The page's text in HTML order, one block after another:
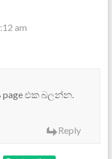
am
page එක බලන්න.
Reply